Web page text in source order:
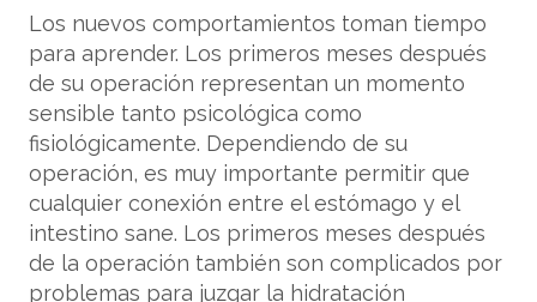
Los nuevos comportamientos toman tiempo
para aprender. Los primeros meses después
de su operación representan un momento
sensible tanto psicológica como
fisiológicamente. Dependiendo de su
operación, es muy importante permitir que
cualquier conexión entre el estómago y el
intestino sane. Los primeros meses después
de la operación también son complicados por
problemas para juzgar la hidratación